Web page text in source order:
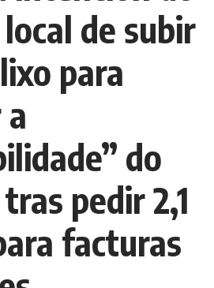
de subir
para
do
pedir 2,1
facturas